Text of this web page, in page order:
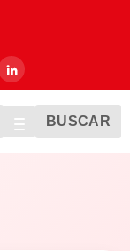
BUSCAR